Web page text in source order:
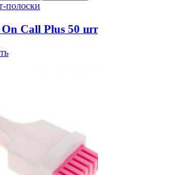
полоски
On Call Plus 50 шт